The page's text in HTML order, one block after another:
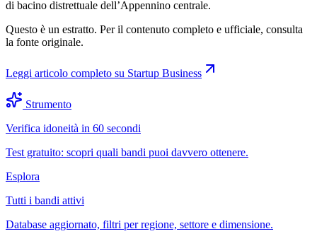
di bacino distrettuale dell’Appennino centrale.
Questo è un estratto. Per il contenuto completo e ufficiale, consulta
la fonte originale.
Leggi articolo completo su Startup Business
Strumento
Verifica idoneità in 60 secondi
Test gratuito: scopri quali bandi puoi davvero ottenere.
Esplora
Tutti i bandi attivi
Database aggiornato, filtri per regione, settore e dimensione.